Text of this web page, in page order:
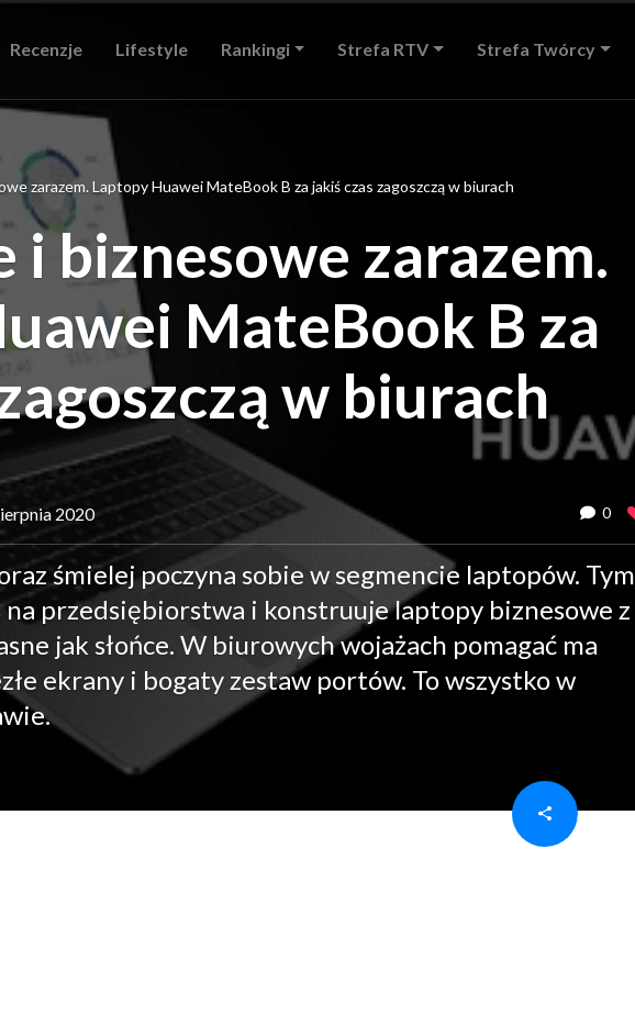
Recenzje Lifestyle Rankingi Strefa RTV Strefa Twórcy
zarazem. Laptopy Huawei MateBook B za jakiś czas zagoszczą w biurach
i biznesowe zarazem.
MateBook B za
w biurach
2020 0
śmielej poczyna sobie w segmencie laptopów. Tym
przedsiębiorstwa i konstruuje laptopy biznesowe z
jak słońce. W biurowych wojażach pomagać ma
ekrany i bogaty zestaw portów. To wszystko w